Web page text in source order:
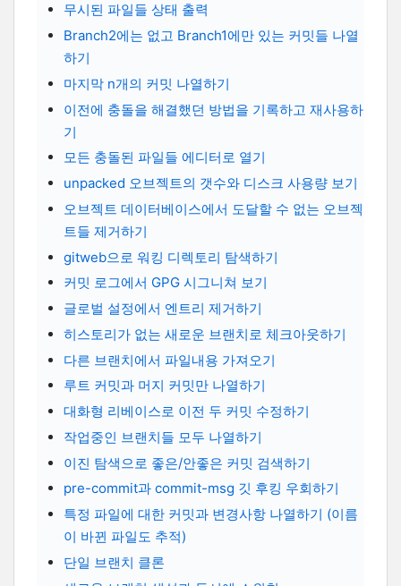
무시된 파일들 상태 출력
Branch2에는 없고 Branch1에만 있는 커밋들 나열
하기
마지막 n개의 커밋 나열하기
이전에 충돌을 해결했던 방법을 기록하고 재사용하
기
모든 충돌된 파일들 에디터로 열기
unpacked 오브젝트의 갯수와 디스크 사용량 보기
오브젝트 데이터베이스에서 도달할 수 없는 오브젝
트들 제거하기
gitweb으로 워킹 디렉토리 탐색하기
커밋 로그에서 GPG 시그니쳐 보기
글로벌 설정에서 엔트리 제거하기
히스토리가 없는 새로운 브랜치로 체크아웃하기
다른 브랜치에서 파일내용 가져오기
루트 커밋과 머지 커밋만 나열하기
대화형 리베이스로 이전 두 커밋 수정하기
작업중인 브랜치들 모두 나열하기
이진 탐색으로 좋은/안좋은 커밋 검색하기
pre-commit과 commit-msg 깃 후킹 우회하기
특정 파일에 대한 커밋과 변경사항 나열하기 (이름
이 바뀐 파일도 추적)
단일 브랜치 클론